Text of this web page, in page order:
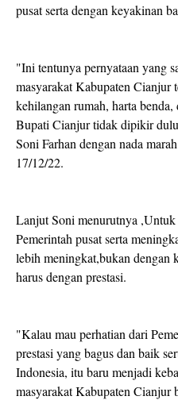
pusat serta dengan keyakinan
"Ini tentunya pernyataan yang
masyarakat Kabupaten Cianjur
kehilangan rumah, harta
Bupati Cianjur tidak dipikir
Soni Farhan dengan nada
17/12/22.
Lanjut Soni menurutnya ,Untuk
Pemerintah pusat serta
lebih meningkat,bukan dengan
harus dengan prestasi.
"Kalau mau perhatian dari
prestasi yang bagus dan baik
Indonesia, itu baru menjadi
masyarakat Kabupaten Cianjur